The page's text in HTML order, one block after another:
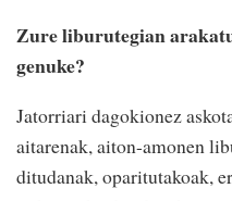
Zure liburutegian
genuke?
Jatorriari dagokionez
aitarenak, aiton-amonen
ditudanak, oparitutakoak,